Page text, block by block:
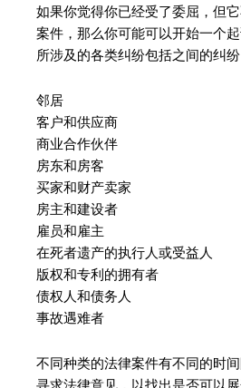
如果你觉得你已经受了委屈，但
案件，那么你可能可以开始一个
所涉及的各类纠纷包括之间的纠
邻居
客户和供应商
商业合作伙伴
房东和房客
买家和财产卖家
房主和建设者
雇员和雇主
在死者遗产的执行人或受益人
版权和专利的拥有者
债权人和债务人
事故遇难者
不同种类的法律案件有不同的时
寻求法律意见，以找出是否可以